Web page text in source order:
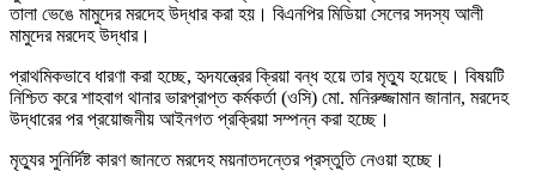
তালা ভেঙে মামুদের মরদেহ উদ্ধার করা হয়। বিএনপির মিডিয়া সেলের সদস্য আলী
মামুদের মরদেহ উদ্ধার।
প্রাথমিকভাবে ধারণা করা হচ্ছে, হৃদযন্ত্রের ক্রিয়া বন্ধ হয়ে তার মৃত্যু হয়েছে। বিষয়টি
নিশ্চিত করে শাহবাগ থানার ভারপ্রাপ্ত কর্মকর্তা (ওসি) মো. মনিরুজ্জামান জানান, মরদেহ
উদ্ধারের পর প্রয়োজনীয় আইনগত প্রক্রিয়া সম্পন্ন করা হচ্ছে।
মৃত্যুর সুনির্দিষ্ট কারণ জানতে মরদেহ ময়নাতদন্তের প্রস্তুতি নেওয়া হচ্ছে।